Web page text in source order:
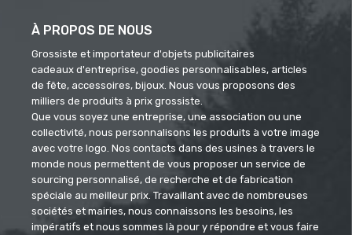
À PROPOS DE NOUS
Grossiste et importateur d'objets publicitaires
cadeaux d'entreprise, goodies personnalisables, articles
de fête, accessoires, bijoux. Nous vous proposons des
milliers de produits à prix grossiste.
Que vous soyez une entreprise, une association ou une
collectivité, nous personnalisons les produits à votre image
avec votre logo. Nos contacts dans des usines à travers le
monde nous permettent de vous proposer un service de
sourcing personnalisé, de recherche et de fabrication
spéciale au meilleur prix. Travaillant avec de nombreuses
sociétés et mairies, nous connaissons les besoins, les
impératifs et nous sommes là pour y répondre et vous faire